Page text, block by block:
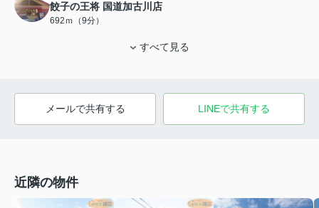
餃子の王将 国道加古川店
692ｍ（9分）
すべて見る
メールで共有する LINEで共有する
近隣の物件